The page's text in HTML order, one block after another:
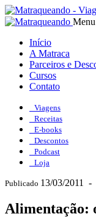
Início
A Matraca
Parceiros e
Cursos
Contato
Viagens
Receitas
E-books
Descontos
Podcast
Loja
Publicado 13/03/2011 -
Alimentação: